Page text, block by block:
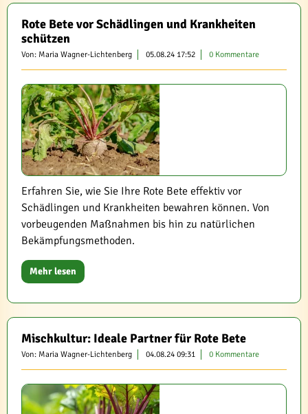
Rote Bete vor Schädlingen und Krankheiten
schützen
Von: Maria Wagner-Lichtenberg 05.08.24 17:52 0 Kommentare
Erfahren Sie, wie Sie Ihre Rote Bete effektiv vor
Schädlingen und Krankheiten bewahren können. Von
vorbeugenden Maßnahmen bis hin zu natürlichen
Bekämpfungsmethoden.
Mehr lesen
Mischkultur: Ideale Partner für Rote Bete
Von: Maria Wagner-Lichtenberg 04.08.24 09:31 0 Kommentare